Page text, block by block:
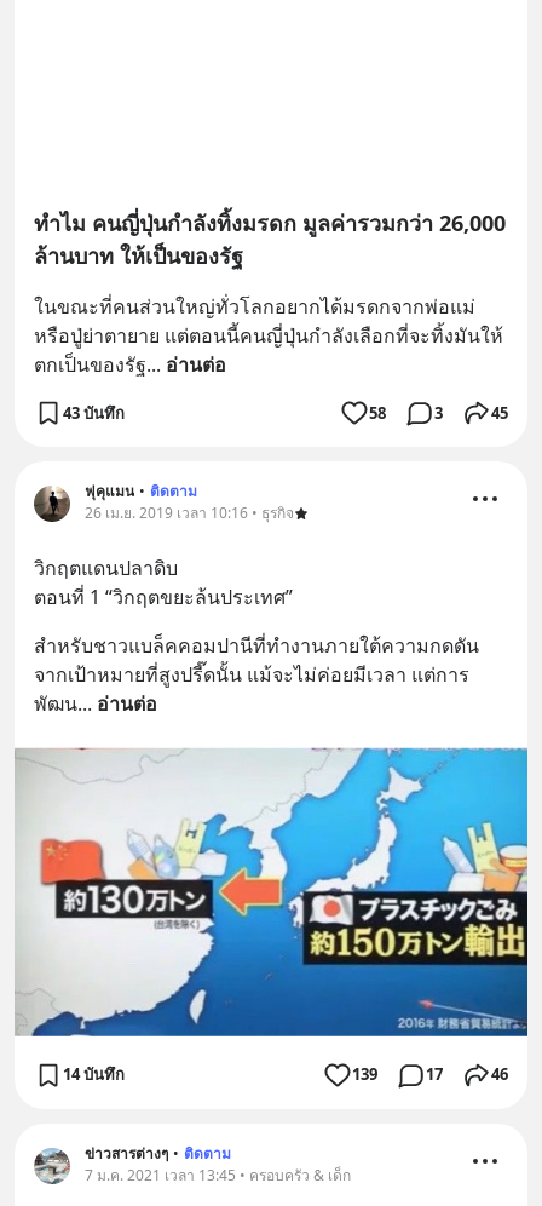
ทำไม คนญี่ปุ่นกำลังทิ้งมรดก มูลค่ารวมกว่า 26,000
ล้านบาท ให้เป็นของรัฐ
ในขณะที่คนส่วนใหญ่ทั่วโลกอยากได้มรดกจากพ่อแม่
หรือปู่ย่าตายาย แต่ตอนนี้คนญี่ปุ่นกำลังเลือกที่จะทิ้งมันให้
ตกเป็นของรัฐ... อ่านต่อ
43 บันทึก 58 3 45
ฟุคุแมน • ติดตาม
26 เม.ย. 2019 เวลา 10:16 • ธุรกิจ
วิกฤตแดนปลาดิบ
ตอนที่ 1 “วิกฤตขยะล้นประเทศ”
สำหรับชาวแบล็คคอมปานีที่ทำงานภายใต้ความกดดัน
จากเป้าหมายที่สูงปรี๊ดนั้น แม้จะไม่ค่อยมีเวลา แต่การ
พัฒน... อ่านต่อ
14 บันทึก 139 17 46
ข่าวสารต่างๆ • ติดตาม
7 ม.ค. 2021 เวลา 13:45 • ครอบครัว & เด็ก